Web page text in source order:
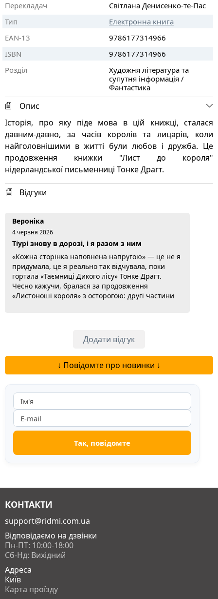
Перекладач
Світлана Денисенко-те-Пас
Тип
Електронна книга
EAN-13
9786177314966
ISBN
9786177314966
Розділ
Художня література та
супутня інформація /
Фантастика
Опис
Історія, про яку піде мова в цій книжці, сталася
давним-давно, за часів королів та лицарів, коли
найголовнішими в житті були любов і дружба. Це
продовження книжки "Лист до короля"
нідерландської письменниці Тонке Драгт.
Відгуки
Вероніка
4 червня 2026
Тіурі знову в дорозі, і я разом з ним
«Кожна сторінка наповнена напругою» — це не я
придумала, це я реально так відчувала, поки
гортала «Таємниці Дикого лісу» Тонке Драгт.
Чесно кажучи, бралася за продовження
«Листоноші короля» з осторогою: другі частини
кожному кроці. Фентезі для підлітків, але я
доросла тітка, і мене затягнуло. Магія,...
Докладніше...
Додати відгук
↓ Повідомте про новинки ↓
КОНТАКТИ
support@ridmi.com.ua
Відповідаємо на дзвінки
Пн-ПТ: 10:00-18:00
Сб-Нд: Вихідний
Адреса
Київ
Карта проїзду